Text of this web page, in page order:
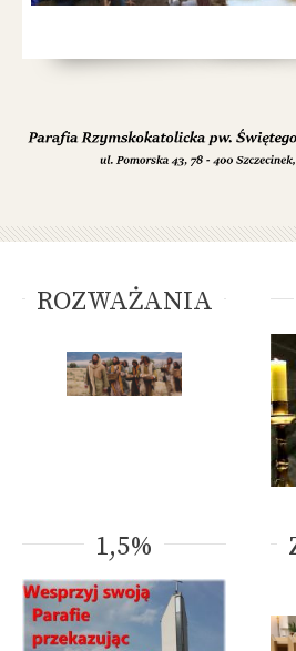
ROZWAŻANIA
1,5%